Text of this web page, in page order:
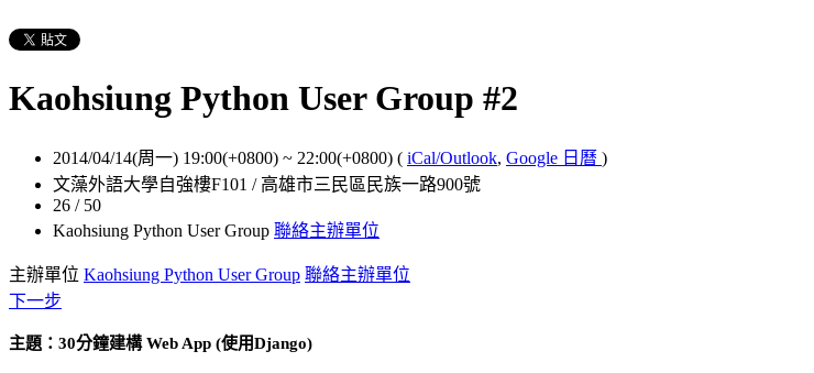
Kaohsiung Python User Group #2
2014/04/14(周一) 19:00(+0800) ~ 22:00(+0800) ( iCal/Outlook, Google 日曆 )
文藻外語大學自強樓F101 / 高雄市三民區民族一路900號
26 / 50
Kaohsiung Python User Group 聯絡主辦單位
主辦單位 Kaohsiung Python User Group 聯絡主辦單位
下一步
主題：30分鐘建構 Web App (使用Django)